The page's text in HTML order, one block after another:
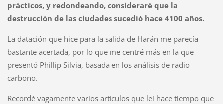
prácticos, y redondeando, consideraré que la
destrucción de las ciudades sucedió hace 4100 años.
La datación que hice para la salida de Harán me parecía
bastante acertada, por lo que me centré más en la que
presentó Phillip Silvia, basada en los análisis de radio
carbono.
Recordé vagamente varios artículos que leí hace tiempo que